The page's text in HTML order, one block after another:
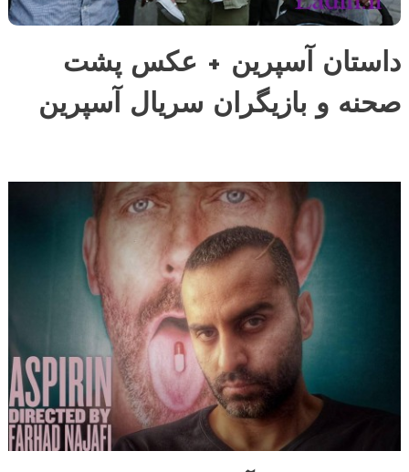
داستان آسپرین + عکس پشت
صحنه و بازیگران سریال آسپرین